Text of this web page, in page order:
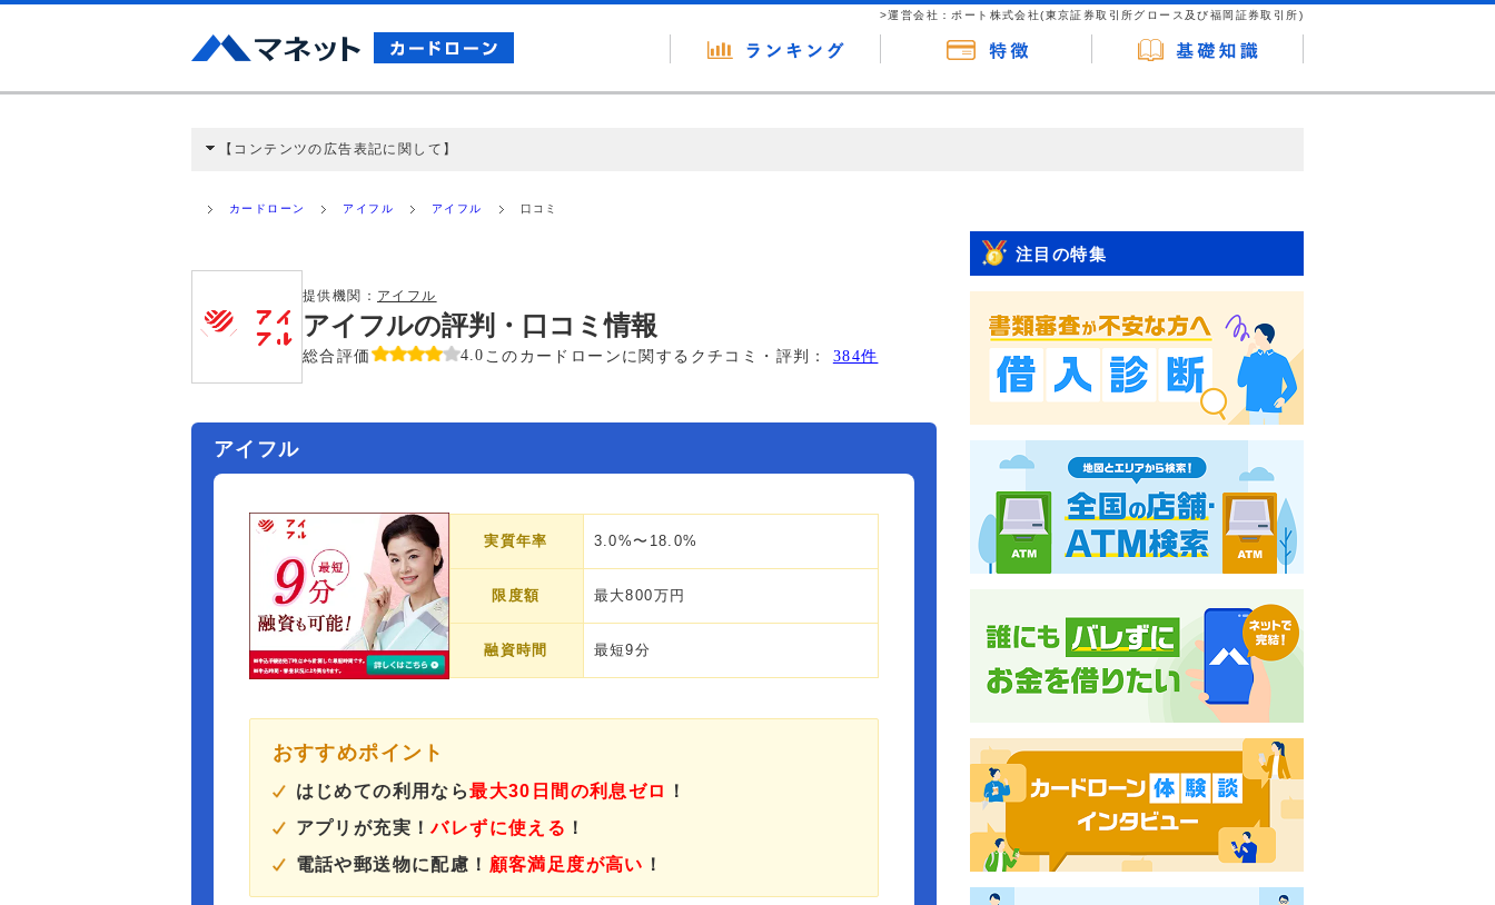
>運営会社：ポート株式会社(東京証券取引所グロース及び福岡証券取引所)
【コンテンツの広告表記に関して】
ミ収集などに基づき、公平性を担保した情報提供を行っています。
カードローン アイフル アイフル 口コミ
提供機関： アイフル
アイフルの評判・口コミ情報
総合評価 4.0 このカードローンに関するクチコミ・評判： 384件
アイフル
実質年率 3.0%〜18.0%
限度額 最大800万円
融資時間 最短9分
おすすめポイント
はじめての利用なら最大30日間の利息ゼロ
！
アプリが充実！バレずに使える ！
電話や郵送物に配慮！ 顧客満足度が高い ！
注目の特集